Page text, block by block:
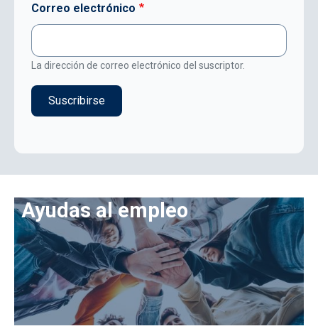
Correo electrónico
La dirección de correo electrónico del suscriptor.
Ayudas al empleo